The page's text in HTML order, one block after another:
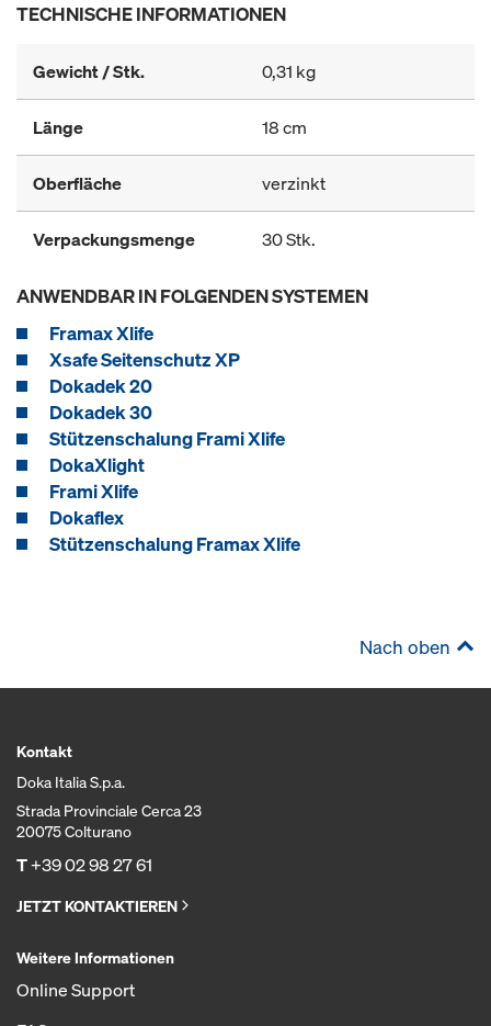
TECHNISCHE INFORMATIONEN
Gewicht / Stk. 0,31 kg
Länge 18 cm
Oberfläche verzinkt
Verpackungsmenge 30 Stk.
ANWENDBAR IN FOLGENDEN SYSTEMEN
Framax Xlife
Xsafe Seitenschutz XP
Dokadek 20
Dokadek 30
Stützenschalung Frami Xlife
DokaXlight
Frami Xlife
Dokaflex
Stützenschalung Framax Xlife
Nach oben
Kontakt
Doka Italia S.p.a.
Strada Provinciale Cerca 23
20075 Colturano
T+39 02 98 27 61
JETZT KONTAKTIEREN
Weitere Informationen
Online Support